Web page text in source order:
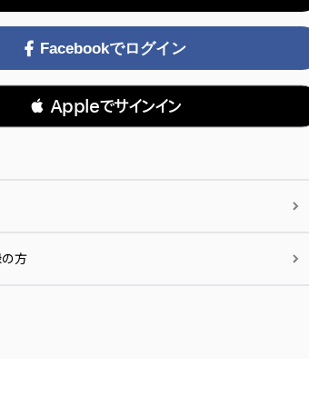
Facebookでログイン
 Appleでサインイン
方